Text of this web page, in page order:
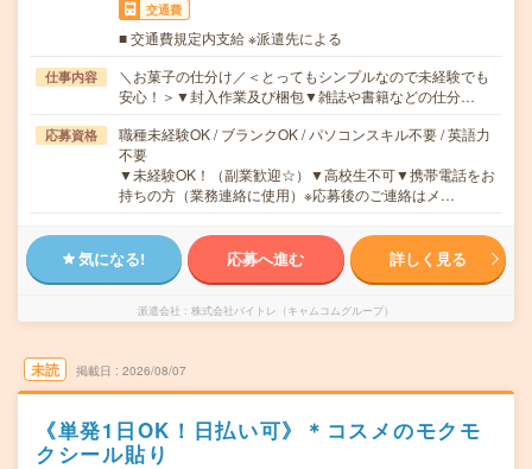
交通費
■ 交通費規定内支給 ※派遣先による
仕事内容
＼お菓子の仕分け／＜とってもシンプルなので未経験でも
安心！＞▼封入作業及び梱包▼雑誌や書籍などの仕分…
応募資格
職種未経験OK / ブランクOK / パソコンスキル不要 / 英語力
不要
▼未経験OK！（副業歓迎☆）▼高校生不可▼携帯電話をお
持ちの方（業務連絡に使用）※応募後のご連絡はメ…
気になる! 応募へ進む 詳しく見る
派遣会社 株式会社バイトレ（キャムコムグループ）
未読 掲載日 2026/08/07
《単発1日OK！日払い可》＊コスメのモクモ
クシール貼り